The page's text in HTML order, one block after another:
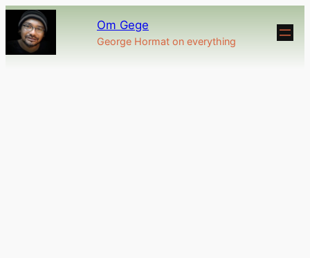
Om Gege
George Hormat on everything